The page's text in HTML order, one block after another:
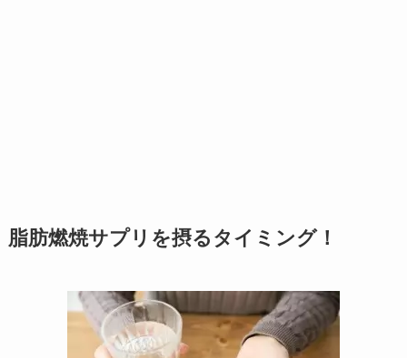
脂肪燃焼サプリを摂るタイミング！